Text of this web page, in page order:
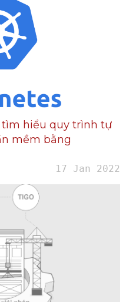
tìm hiểu quy trình tự
mềm bằng
17 Jan 2022